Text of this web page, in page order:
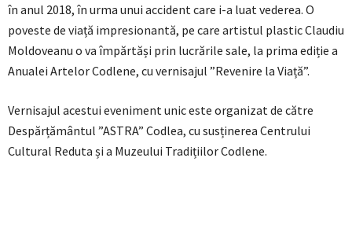
în anul 2018, în urma unui accident care i-a luat vederea. O
poveste de viață impresionantă, pe care artistul plastic Claudiu
Moldoveanu o va împărtăși prin lucrările sale, la prima ediție a
Anualei Artelor Codlene, cu vernisajul ”Revenire la Viață”.
Vernisajul acestui eveniment unic este organizat de către
Despărțământul ”ASTRA” Codlea, cu susținerea Centrului
Cultural Reduta și a Muzeului Tradițiilor Codlene.